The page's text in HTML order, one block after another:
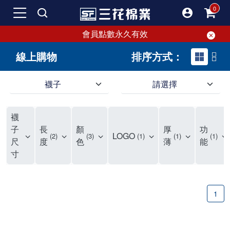
會員點數永久有效
線上購物 排序方式：
襪子 請選擇
現在就來三花購買深受許多潮流女孩喜愛的襪子吧！好穿舒適、不咬腳、不滑脫，短襪不用再拉。各種鞋款都有適合搭配的襪子，不怕穿搭有問題。運動、休閒用短襪全都有！
如何挑選高品質的短襪？注重品質的三花短襪，特選高級優質棉料，保持雙腳透氣不悶熱。襪子具有良好的透氣性，自然讓腳不悶臭，讓您每天穿得健康、舒適。好襪子陪你走更遠！
品質優零負擔，全家人都適合的好襪子在三花!長輩、久坐辦公室最適合無鬆緊帶襪子、運動跑步打球雙層毛巾底短襪保護最有力，日常休閒短襪穿搭簡易最省時。耐洗耐穿超省錢!
三花襪子嚴選優質棉料，吸汗透氣、乾爽舒適，不易滑動。作為日常必備的襪子，其符合人體工學與時尚設計，令人穿上即感舒適。三花50年來專注改良，以精湛工藝打造超乎想像的舒適體驗。追求美感與實用兼備的您，絕對不能錯過三花襪子，即刻入手，體驗潮流與舒適的完美結合。
"最近一批襪子都相繼損壞，所以又到了採購新襪子的時間了！剛好又是換季，可以買適合當季的襪子，增添一些生活的小確幸。我通常一次會買6-8雙襪子，然後整批襪子幾乎會在差不多的時間陣亡，再換下一批。這種一年大概買兩次的習慣，讓6-8雙短襪輪流穿半年，不會太浪費，也避免穿著鬆垮的襪子很糗。 每次換襪子時，我都會嘗試一個新品牌來試試看。這次我選了已有50多年歷史的老牌子——三花。可能有人會問，三花襪子這麼有名，為何現在才選？其實我一直知道這品牌，但過去對他們家的產品印象是主要賣給男生的中筒襪，因此未曾購買。最近在捷運和網站上頻繁看到三花的廣告，便上網探究了一下。驚喜發現，他們家竟然也推出了很多適合女生穿的短襪，而且款式很漂亮，不再僅僅針對中年男性。 這次我訂了8雙襪子，總共500元，一雙平均只要62元（短襪價格依官網為主），真的很划算。而且，他們的物流速度超快，官網下單後隔天襪子就到貨了，這點我特別喜歡。收到襪子後，我還特地將它們一字排開，場面也蠻壯觀的。我訂了素色短襪、條紋短襪和撞色運動短襪，還為我老公買了一雙紳士襪。為了迎接夏天的到來，也幫他準備些薄襪子，畢竟穿皮鞋搭配厚重的運動襪真的不太合適。 這次的嘗試中，最讓我驚艷的是運動短襪。雙層毛巾底的設計，一開始以為會太厚，但實際穿上後發現這款襪子的吸震效果不輸其他運動品牌，吸濕性也非常強。我特意用水滴試驗，結果也很滿意。運動短襪的關鍵就是吸汗和吸震，這樣能讓整個運動過程不黏膩，並有效減少腳與鞋子的摩擦，避免脫跟的情況發生，增添了運動的舒適感。 此外，對於孩子來說，這款運動短襪的耐用性也讓我很滿意。其他品牌的襪子大概只能撐2個月，但看來這次的三花短襪應該能撐3個月以上，使用壽命更長，是一位媽媽的好幫手，既省錢又減少購買頻率。 至於我老公，最初覺得穿薄襪搭配皮鞋不太舒服，但後來漸漸習慣並喜歡上薄襪的輕盈感。畢竟太厚的襪子會改變皮鞋的形狀。三花的無鬆緊帶設計對久坐辦公的他來說，解決了腿部血液循環不良的問題，減少了勒痕，襪子脫下後也不再長時間地感到不適，這讓我們都很滿意。 總體來說，這次三花短襪的體驗還算不錯，無脫跟問題，且吸震和吸汗效果顯著。老公和孩子的襪子選擇也都很成功。未來我會再觀察這些襪子的耐用性，再決定是否回購。當下來看，三花是個值得推薦的品牌。
襪
子
尺
寸
長
度 2
顏
色 3 LOGO 1
厚
薄 1
功
能 1
1